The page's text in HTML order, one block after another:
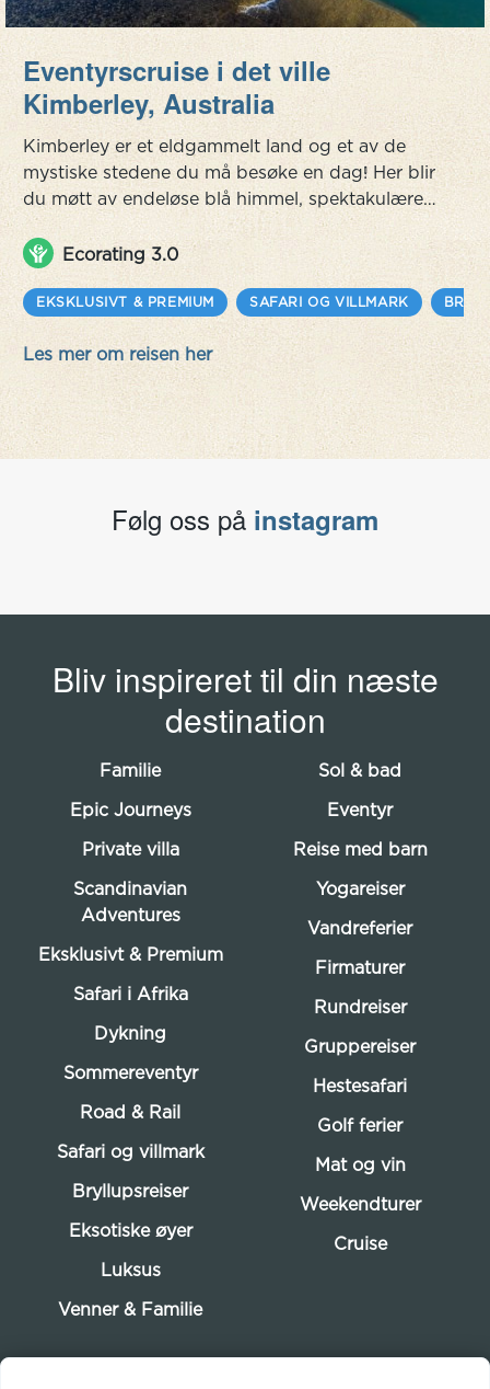
Eventyrscruise i det ville
Kimberley, Australia
Kimberley er et eldgammelt land og et av de
mystiske stedene du må besøke en dag! Her blir
du møtt av endeløse blå himmel, spektakulære
villmarksområder og fantastisk natur, eldgammel
kultur, noen av Australias beste
strandopplevelser, fantastisk fiske, uberørte
korallatoller og hele pakken er pakket inn i den
typiske australske 'outback-opplevelsen'. Her er
det mye av alt – faktisk er de...
Ecorating 3.0
EKSKLUSIVT & PREMIUM SAFARI OG VILLMARK
Les mer om reisen her
Følg oss på instagram
Bliv inspireret til din næste
destination
Familie
Epic Journeys
Private villa
Scandinavian
Adventures
Eksklusivt & Premium
Safari i Afrika
Dykning
Sommereventyr
Road & Rail
Safari og villmark
Bryllupsreiser
Eksotiske øyer
Luksus
Venner & Familie
Sol & bad
Eventyr
Reise med barn
Yogareiser
Vandreferier
Firmaturer
Rundreiser
Gruppereiser
Hestesafari
Golf ferier
Mat og vin
Weekendturer
Cruise